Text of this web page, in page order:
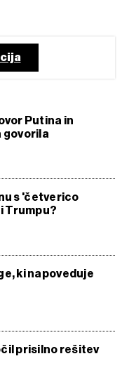
Putina in
govorila
s 'četverico
Trumpu?
ki napoveduje
prisilno rešitev